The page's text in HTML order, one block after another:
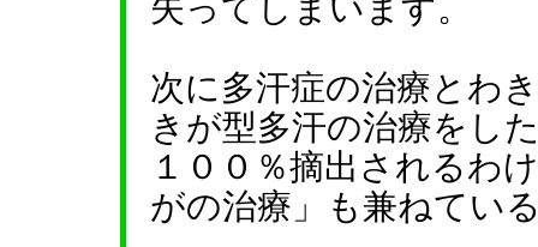
失ってしまいます。
次に多汗症の治療とわ
きが型多汗の治療をし
１００％摘出されるわ
がの治療」も兼ねてい